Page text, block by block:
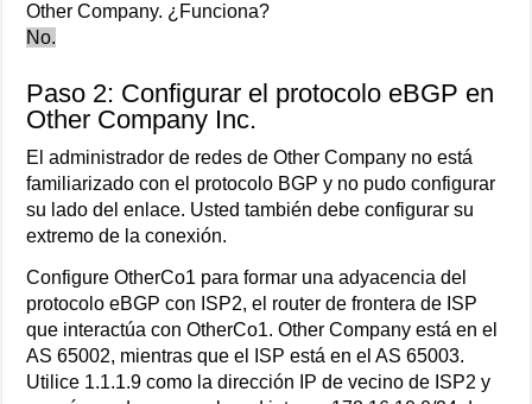
Other Company. ¿Funciona?
No.
Paso 2: Configurar el protocolo eBGP en
Other Company Inc.
El administrador de redes de Other Company no está
familiarizado con el protocolo BGP y no pudo configurar
su lado del enlace. Usted también debe configurar su
extremo de la conexión.
Configure OtherCo1 para formar una adyacencia del
protocolo eBGP con ISP2, el router de frontera de ISP
que interactúa con OtherCo1. Other Company está en el
AS 65002, mientras que el ISP está en el AS 65003.
Utilice 1.1.1.9 como la dirección IP de vecino de ISP2 y